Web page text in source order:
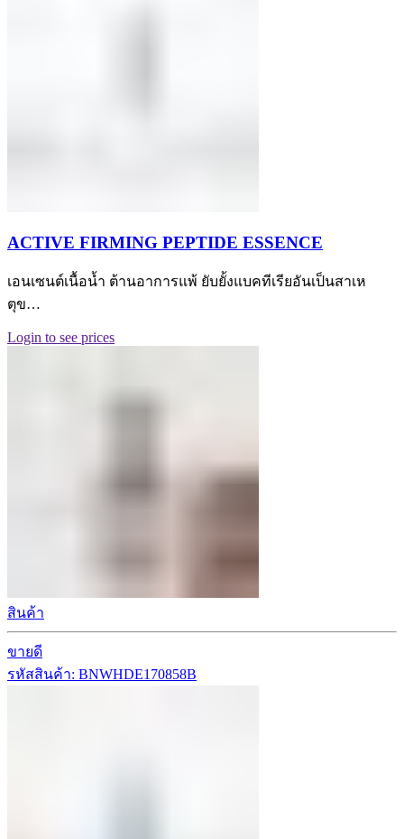
ACTIVE FIRMING PEPTIDE ESSENCE
เอนเซนต์เนื้อน้ำ ต้านอาการแพ้ ยับยั้งแบคทีเรียอันเป็นสาเห
ตุข…
Login to see prices
สินค้า
ขายดี
รหัสสินค้า: BNWHDE170858B